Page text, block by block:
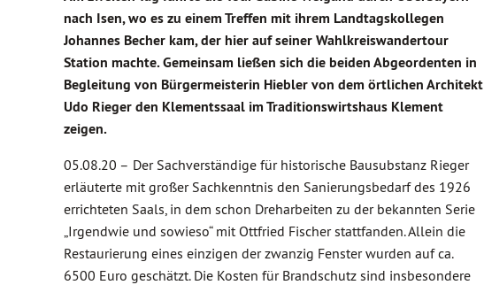
nach Isen, wo es zu einem Treffen mit ihrem Landtagskollegen
Johannes Becher kam, der hier auf seiner Wahlkreiswandertour
Station machte. Gemeinsam ließen sich die beiden Abgeordenten in
Begleitung von Bürgermeisterin Hiebler von dem örtlichen Architekt
Udo Rieger den Klementssaal im Traditionswirtshaus Klement
zeigen.
05.08.20 – Der Sachverständige für historische Bausubstanz Rieger
erläuterte mit großer Sachkenntnis den Sanierungsbedarf des 1926
errichteten Saals, in dem schon Dreharbeiten zu der bekannten Serie
„Irgendwie und sowieso“ mit Ottfried Fischer stattfanden. Allein die
Restaurierung eines einzigen der zwanzig Fenster wurden auf ca.
6500 Euro geschätzt. Die Kosten für Brandschutz sind insbesondere